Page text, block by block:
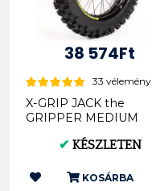
38 574Ft
33 vélemény
X-GRIP JACK the
GRIPPER MEDIUM
140/80-18 XG-2104
✔ KÉSZLETEN
KOSÁRBA